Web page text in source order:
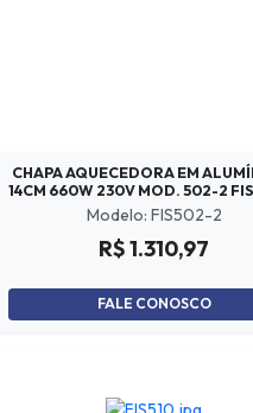
CHAPA AQUECEDORA EM
14CM 660W 230V MOD. 502-2
Modelo: FIS502-2
R$ 1.310,97
FALE CONOSCO